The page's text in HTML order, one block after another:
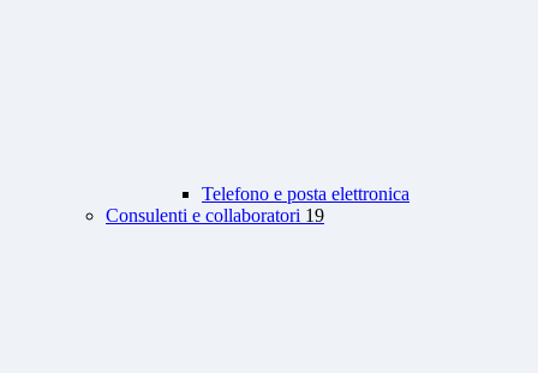
Telefono e posta elettronica
Consulenti e collaboratori 19